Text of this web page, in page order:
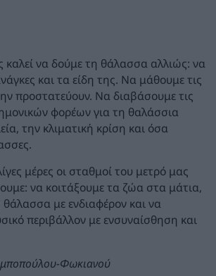
καλεί να δούμε τη θάλασσα αλλιώς: να
και τα είδη της. Να μάθουμε τις
προστατεύουν. Να διαβάσουμε τις
φορέων για τη θαλάσσια
την κλιματική κρίση και όσα
μέρες οι σταθμοί του μετρό μας
να κοιτάξουμε τα ζώα στα μάτια,
με ενδιαφέρον και να
περιβάλλον με ενσυναίσθηση και
Φωκιανού